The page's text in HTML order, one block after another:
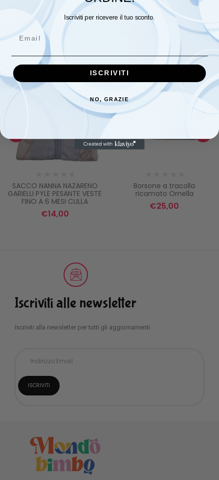
Prodotti Correlati
SACCO NANNA NAZARENO
GARIELLI PYLE PESANTE VESTE
FINO A 6 MESI CULLA
€14,00
Borsone a tracolla
ricamato Ornella
€25,00
Iscriviti alle newsletter
Iscriviti alla newsletter per tutti gli aggiornamenti
Iscriviti per ricevere il tuo sconto.
ISCRIVITI
NO, GRAZIE